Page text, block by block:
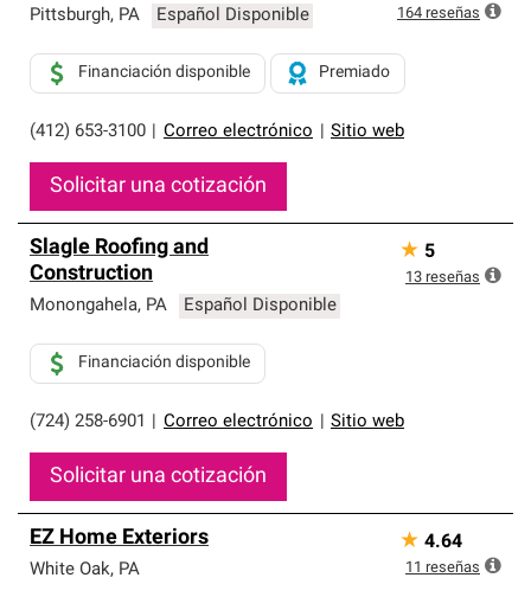
Pittsburgh, PA Español Disponible
(412) 653-3100 Correo electrónico Sitio web
Financiación disponible Premiado
Solicitar una cotización
164 reseñas
Slagle Roofing and
Construction
Monongahela, PA Español Disponible
(724) 258-6901 Correo electrónico Sitio web
Financiación disponible
Solicitar una cotización
★ 5
13 reseñas
EZ Home Exteriors
White Oak, PA
★ 4.64
11 reseñas